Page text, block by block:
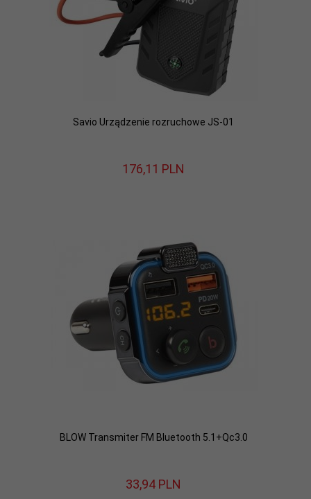
Savio Urządzenie rozruchowe JS-01
176,11 PLN
BLOW Transmiter FM Bluetooth 5.1+Qc3.0
33,94 PLN